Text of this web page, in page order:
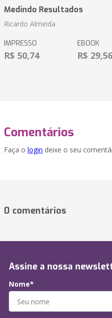
Medindo Resultados
Ricardo Almeida
IMPRESSO
R$ 50,74
EBOOK
R$ 29,56
Comentários
Faça o login deixe o seu
0 comentários
Assine a nossa
Nome*